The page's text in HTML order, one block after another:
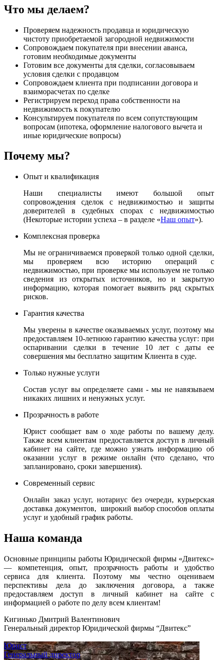
Что мы делаем?
Проверяем надежность продавца и юридическую
чистоту приобретаемой загородной недвижимости
Сопровождаем покупателя при внесении аванса,
готовим необходимые документы
Готовим все документы для сделки, согласовываем
условия сделки с продавцом
Сопровождаем клиента при подписании договора и
взаиморасчетах по сделке
Регистрируем переход права собственности на
недвижимость к покупателю
Консультируем покупателя по всем сопутствующим
вопросам (ипотека, оформление налогового вычета и
иные юридические вопросы)
Почему мы?
Опыт и квалификация
Наши специалисты имеют большой опыт
сопровождения сделок с недвижимостью и защиты
доверителей в судебных спорах с недвижимостью
(Некоторые истории успеха – в разделе «Наш опыт»).
Комплексная проверка
Мы не ограничиваемся проверкой только одной сделки,
мы проверяем всю историю операций с
недвижимостью, при проверке мы используем не только
сведения из открытых источников, но и закрытую
информацию, которая помогает выявить ряд скрытых
рисков.
Гарантия качества
Мы уверены в качестве оказываемых услуг, поэтому мы
предоставляем 10-летнюю гарантию качества услуг: при
оспаривании сделки в течение 10 лет с даты ее
совершения мы бесплатно защитим Клиента в суде.
Только нужные услуги
Состав услуг вы определяете сами - мы не навязываем
никаких лишних и ненужных услуг.
Прозрачность в работе
Юрист сообщает вам о ходе работы по вашему делу.
Также всем клиентам предоставляется доступ в личный
кабинет на сайте, где можно узнать информацию об
оказании услуг в режиме онлайн (что сделано, что
запланировано, сроки завершения).
Современный сервис
Онлайн заказ услуг, нотариус без очереди, курьерская
доставка документов, широкий выбор способов оплаты
услуг и удобный график работы.
Наша команда
Основные принципы работы Юридической фирмы «Двитекс»
— компетенция, опыт, прозрачность работы и удобство
сервиса для клиента. Поэтому мы честно оцениваем
перспективы дела до заключения договора, а также
предоставляем доступ в личный кабинет на сайте с
информацией о работе по делу всем клиентам!
Кигинько Дмитрий Валентинович
Генеральный директор Юридической фирмы “Двитекс”
Юрист
Генеральный директор